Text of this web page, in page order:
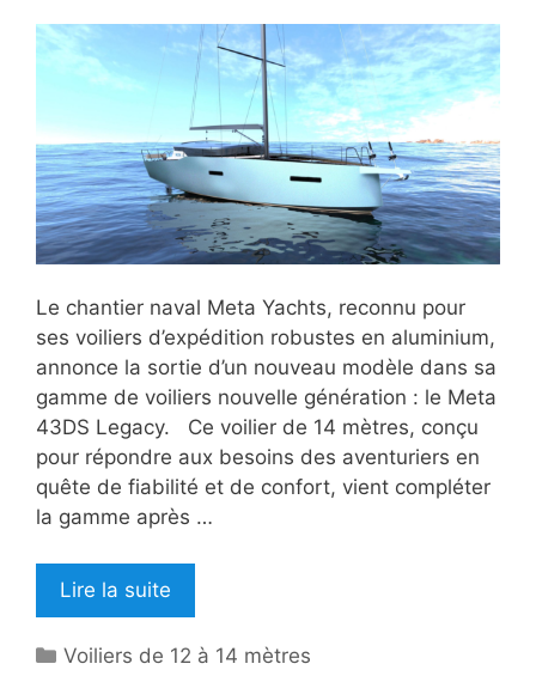
Le chantier naval Meta Yachts, reconnu pour
ses voiliers d’expédition robustes en aluminium,
annonce la sortie d’un nouveau modèle dans sa
gamme de voiliers nouvelle génération : le Meta
43DS Legacy. Ce voilier de 14 mètres, conçu
pour répondre aux besoins des aventuriers en
quête de fiabilité et de confort, vient compléter
la gamme après …
Lire la suite
Catégories
Voiliers de 12 à 14 mètres